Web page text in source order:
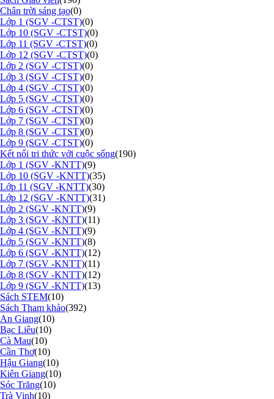
Chân trời sáng tạo(0)
Lớp 1 (SGV -CTST)(0)
Lớp 10 (SGV -CTST)(0)
Lớp 11 (SGV -CTST)(0)
Lớp 12 (SGV -CTST)(0)
Lớp 2 (SGV -CTST)(0)
Lớp 3 (SGV -CTST)(0)
Lớp 4 (SGV -CTST)(0)
Lớp 5 (SGV -CTST)(0)
Lớp 6 (SGV -CTST)(0)
Lớp 7 (SGV -CTST)(0)
Lớp 8 (SGV -CTST)(0)
Lớp 9 (SGV -CTST)(0)
Kết nối tri thức với cuộc sống(190)
Lớp 1 (SGV -KNTT)(9)
Lớp 10 (SGV -KNTT)(35)
Lớp 11 (SGV -KNTT)(30)
Lớp 12 (SGV -KNTT)(31)
Lớp 2 (SGV -KNTT)(9)
Lớp 3 (SGV -KNTT)(11)
Lớp 4 (SGV -KNTT)(9)
Lớp 5 (SGV -KNTT)(8)
Lớp 6 (SGV -KNTT)(12)
Lớp 7 (SGV -KNTT)(11)
Lớp 8 (SGV -KNTT)(12)
Lớp 9 (SGV -KNTT)(13)
Sách STEM(10)
Sách Tham khảo(392)
An Giang(10)
Bạc Liêu(10)
Cà Mau(10)
Cần Thơ(10)
Hậu Giang(10)
Kiên Giang(10)
Sóc Trăng(10)
Trà Vinh(10)